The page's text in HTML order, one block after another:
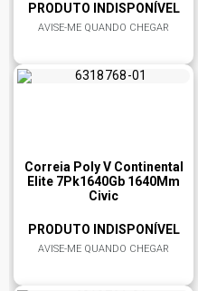
PRODUTO INDISPONÍVEL
AVISE-ME QUANDO CHEGAR
Correia Poly V Continental
Elite 7Pk1640Gb 1640Mm
Civic
PRODUTO INDISPONÍVEL
AVISE-ME QUANDO CHEGAR